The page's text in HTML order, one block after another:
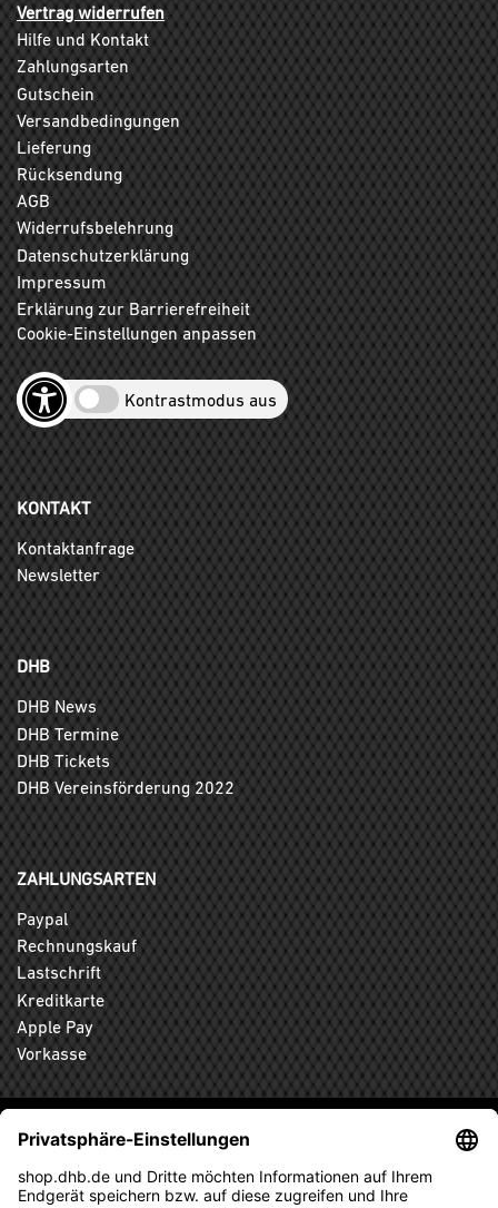
Vertrag widerrufen
Hilfe und Kontakt
Zahlungsarten
Gutschein
Versandbedingungen
Lieferung
Rücksendung
AGB
Widerrufsbelehrung
Datenschutzerklärung
Impressum
Erklärung zur Barrierefreiheit
Cookie-Einstellungen anpassen
Kontrastmodus aus
KONTAKT
Kontaktanfrage
Newsletter
DHB
DHB News
DHB Termine
DHB Tickets
DHB Vereinsförderung 2022
ZAHLUNGSARTEN
Paypal
Rechnungskauf
Lastschrift
Kreditkarte
Apple Pay
Vorkasse
ABONNIEREN SIE DEN KOSTENLOSEN DHB-FANSHOP
NEWSLETTER UND VERPASSEN SIE KEINE NEUIGKEIT ODER
AKTION MEHR.